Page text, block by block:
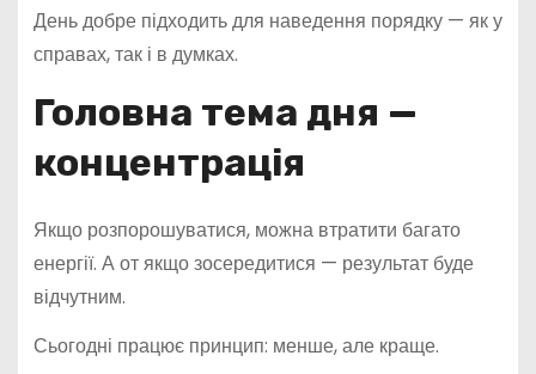
День добре підходить для наведення порядку — як у
справах, так і в думках.
Головна тема дня —
концентрація
Якщо розпорошуватися, можна втратити багато
енергії. А от якщо зосередитися — результат буде
відчутним.
Сьогодні працює принцип: менше, але краще.